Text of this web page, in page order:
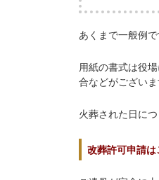
あくまで一般例
用紙の書式は役
合などがございま
火葬された日に
改葬許可申請